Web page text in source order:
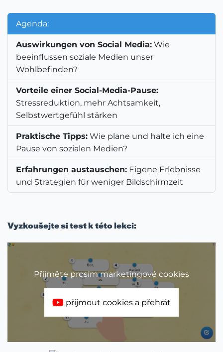
Agenda:
Auswirkungen von Social Media: Wie
beeinflussen soziale Medien unser
Wohlbefinden?
Vorteile einer Social-Media-Pause:
Stressreduktion, mehr Achtsamkeit,
Selbstwertgefühl stärken
Praktische Tipps: Wie plane und halte ich eine
Pause von sozialen Medien?
Erfahrungen austauschen: Eigene Erlebnisse
und Strategien für weniger Bildschirmzeit
Vyzkoušejte si test k této lekci:
Přijměte prosím marketingové cookies
přijmout cookies a přehrát